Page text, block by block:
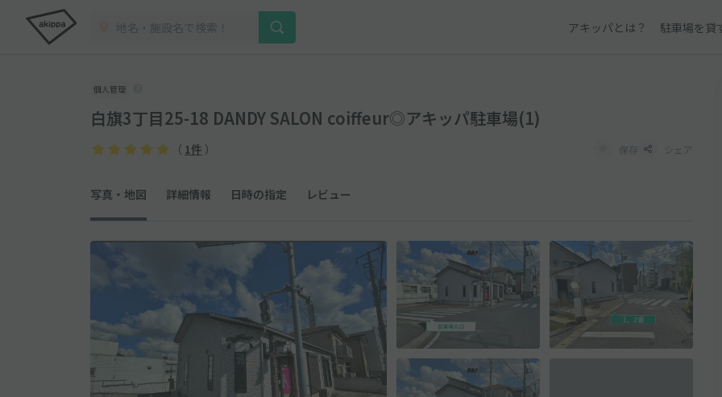
アキッパとは？ 駐車場を貸
個人管理
白旗3丁目25-18 DANDY SALON coiffeur◎アキッパ駐車場(1)
（ 1件 ） 保存 シェア
写真・地図 詳細情報 日時の指定 レビュー